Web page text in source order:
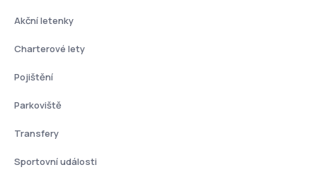
Akční letenky
Charterové lety
Pojištění
Parkoviště
Transfery
Sportovní události